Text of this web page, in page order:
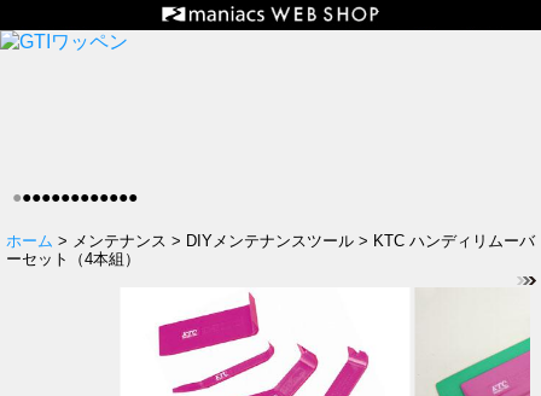
●●●●●●●●●●●●●
ホーム > メンテナンス > DIYメンテナンスツール > KTC ハンディリムーバ
ーセット（4本組）